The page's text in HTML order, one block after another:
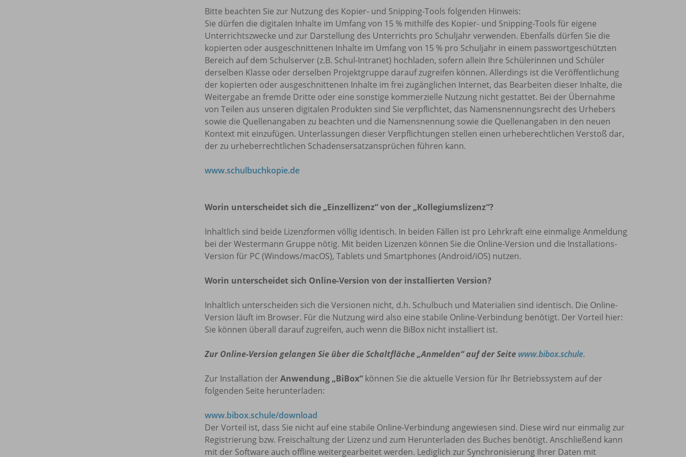
Bitte beachten Sie zur Nutzung des Kopier- und Snipping-Tools folgenden Hinweis:
Sie dürfen die digitalen Inhalte im Umfang von 15 % mithilfe des Kopier- und Snipping-Tools für eigene
Unterrichtszwecke und zur Darstellung des Unterrichts pro Schuljahr verwenden. Ebenfalls dürfen Sie die
kopierten oder ausgeschnittenen Inhalte im Umfang von 15 % pro Schuljahr in einem passwortgeschützten
Bereich auf dem Schulserver (z.B. Schul-Intranet) hochladen, sofern allein Ihre Schülerinnen und Schüler
derselben Klasse oder derselben Projektgruppe darauf zugreifen können. Allerdings ist die Veröffentlichung
der kopierten oder ausgeschnittenen Inhalte im frei zugänglichen Internet, das Bearbeiten dieser Inhalte, die
Weitergabe an fremde Dritte oder eine sonstige kommerzielle Nutzung nicht gestattet. Bei der Übernahme
von Teilen aus unseren digitalen Produkten sind Sie verpflichtet, das Namensnennungsrecht des Urhebers
sowie die Quellenangaben zu beachten und die Namensnennung sowie die Quellenangaben in den neuen
Kontext mit einzufügen. Unterlassungen dieser Verpflichtungen stellen einen urheberechtlichen Verstoß dar,
der zu urheberrechtlichen Schadensersatzansprüchen führen kann.
www.schulbuchkopie.de
Worin unterscheidet sich die „Einzellizenz“ von der „Kollegiumslizenz“?
Inhaltlich sind beide Lizenzformen völlig identisch. In beiden Fällen ist pro Lehrkraft eine einmalige Anmeldung
bei der Westermann Gruppe nötig. Mit beiden Lizenzen können Sie die Online-Version und die Installations-
Version für PC (Windows/macOS), Tablets und Smartphones (Android/iOS) nutzen.
Worin unterscheidet sich Online-Version von der installierten Version?
Inhaltlich unterscheiden sich die Versionen nicht, d.h. Schulbuch und Materialien sind identisch. Die Online-
Version läuft im Browser. Für die Nutzung wird also eine stabile Online-Verbindung benötigt. Der Vorteil hier:
Sie können überall darauf zugreifen, auch wenn die BiBox nicht installiert ist.
Zur Online-Version gelangen Sie über die Schaltfläche „Anmelden“ auf der Seite www.bibox.schule.
Zur Installation der Anwendung „BiBox“ können Sie die aktuelle Version für Ihr Betriebssystem auf der
folgenden Seite herunterladen:
www.bibox.schule/download
Der Vorteil ist, dass Sie nicht auf eine stabile Online-Verbindung angewiesen sind. Diese wird nur einmalig zur
Registrierung bzw. Freischaltung der Lizenz und zum Herunterladen des Buches benötigt. Anschließend kann
mit der Software auch offline weitergearbeitet werden. Lediglich zur Synchronisierung Ihrer Daten mit